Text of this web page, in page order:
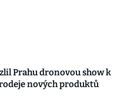
Prahu dronovou show k
nových produktů